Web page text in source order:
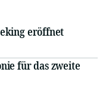
eröffnet
für das zweite